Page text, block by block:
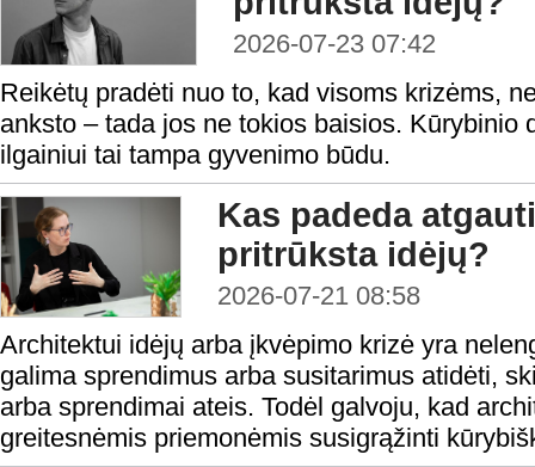
2026-07-23 07:42
Reikėtų pradėti nuo to, kad visoms krizėms,
anksto – tada jos ne tokios baisios. Kūrybinio
ilgainiui tai tampa gyvenimo būdu.
Kas padeda
pritrūksta idėjų?
2026-07-21 08:58
Architektui idėjų arba įkvėpimo krizė yra
galima sprendimus arba susitarimus atidėti,
arba sprendimai ateis. Todėl galvoju, kad
greitesnėmis priemonėmis susigrąžinti